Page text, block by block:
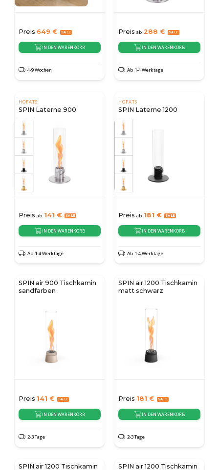
Preis 649 €
IN DEN WARENKORB
4-9 Wochen
Preis ab 288 €
IN DEN WARENKORB
Ab 1-4 Werktage
HÖFATS
SPIN Laterne 900
Preis ab 141 €
IN DEN WARENKORB
Ab 1-4 Werktage
HÖFATS
SPIN Laterne 1200
Preis ab 181 €
IN DEN WARENKORB
Ab 1-4 Werktage
SPIN air 900 Tischkamin
sandfarben
Preis 141 €
IN DEN WARENKORB
2-3 Tage
SPIN air 1200 Tischkamin
matt schwarz
Preis 181 €
IN DEN WARENKORB
2-3 Tage
SPIN air 1200 Tischkamin SPIN air 1200 Tischkamin